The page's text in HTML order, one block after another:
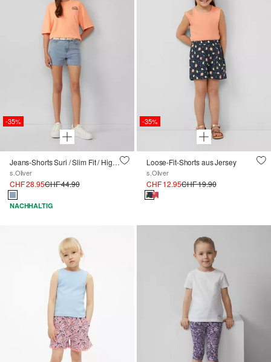
-35%
Jeans-Shorts Suri / Slim Fit / High Rise / Skinny Leg / Textilgürtel
s.Oliver
CHF 28.95CHF 44.90
NACHHALTIG
-35%
Loose-Fit-Shorts aus Jersey
s.Oliver
CHF 12.95CHF 19.90